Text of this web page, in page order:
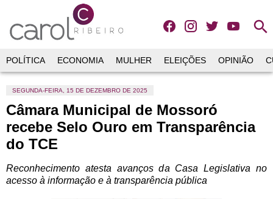
search
POLÍTICA ECONOMIA MULHER ELEIÇÕES OPINIÃO
SEGUNDA-FEIRA, 15 DE DEZEMBRO DE 2025
Câmara Municipal de Mossoró
recebe Selo Ouro em Transparência
do TCE
Reconhecimento atesta avanços da Casa Legislativa no
acesso à informação e à transparência pública